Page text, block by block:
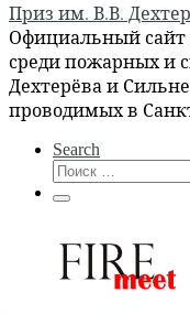
Приз им. В.В.
Официальный
среди пожарных и
Дехтерёва и
проводимых в
Search
Поиск
Меню